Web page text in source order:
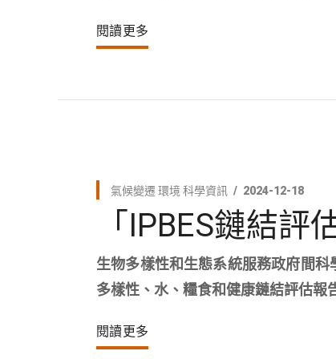
閱讀更多
氣候變遷 環境 科學資訊 2024-12-18
「IPBES鏈結
生物多樣性和生態系統服務政府間
多樣性、水、糧食和健康鏈結評估報
閱讀更多